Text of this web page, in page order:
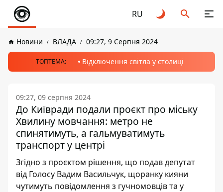
RU
Новини ВЛАДА 09:27, 9 Серпня 2024
ТОПТЕМА: Відключення світла у столиці
09:27, 09 серпня 2024
До Київради подали проєкт про міську
Хвилину мовчання: метро не
спинятимуть, а гальмуватимуть
транспорт у центрі
Згідно з проєктом рішення, що подав депутат
від Голосу Вадим Васильчук, щоранку кияни
чутимуть повідомлення з гучномовців та у